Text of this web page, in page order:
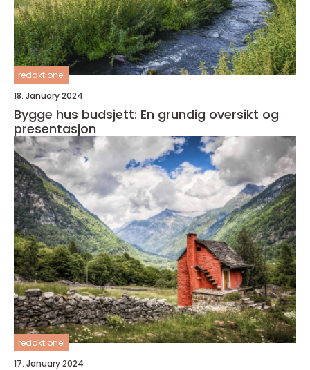
redaktionel
18. January 2024
Bygge hus budsjett: En grundig oversikt og
presentasjon
redaktionel
17. January 2024